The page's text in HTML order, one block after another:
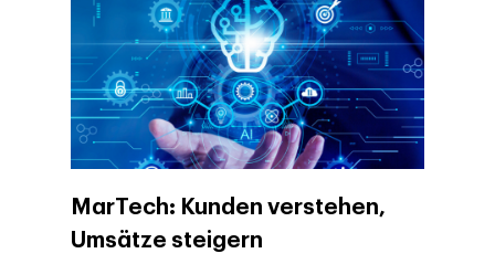
MarTech: Kunden verstehen,
Umsätze steigern